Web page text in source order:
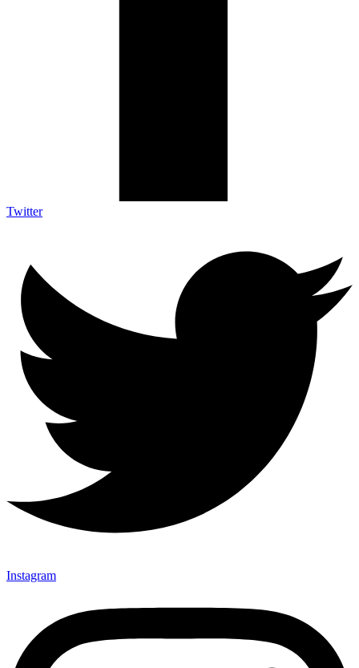
Twitter
Instagram